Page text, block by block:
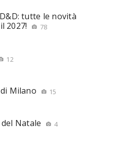
tutte le novità
2027!
78
12
Milano 15
Natale 4